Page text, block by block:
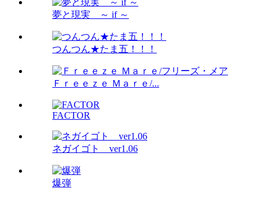
夢と現実 ～ if ～
つんつん★たま五！！！
Ｆｒｅｅｚｅ Ｍａｒｅ/...
FACTOR
ネガイゴト ver1.06
爆弾